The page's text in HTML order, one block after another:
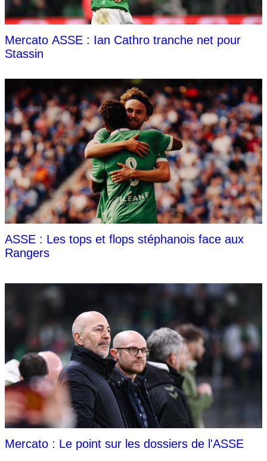
Mercato ASSE : Ian Cathro tranche net pour
Stassin
ASSE : Les tops et flops stéphanois face aux
Rangers
Mercato : Le point sur les dossiers de l'ASSE